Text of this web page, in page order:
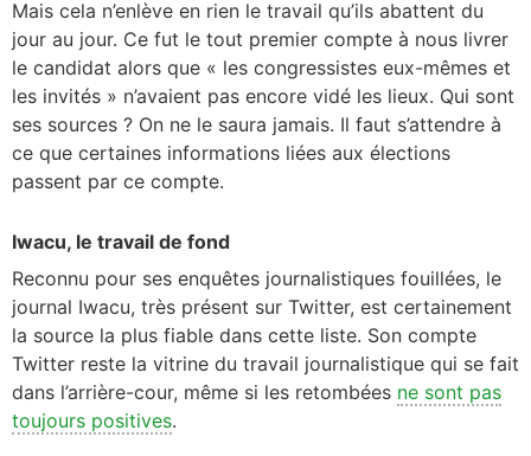
Mais cela n’enlève en rien le travail qu’ils abattent du
jour au jour. Ce fut le tout premier compte à nous livrer
le candidat alors que « les congressistes eux-mêmes et
les invités » n’avaient pas encore vidé les lieux. Qui sont
ses sources ? On ne le saura jamais. Il faut s’attendre à
ce que certaines informations liées aux élections
passent par ce compte.
Iwacu, le travail de fond
Reconnu pour ses enquêtes journalistiques fouillées, le
journal Iwacu, très présent sur Twitter, est certainement
la source la plus fiable dans cette liste. Son compte
Twitter reste la vitrine du travail journalistique qui se fait
dans l’arrière-cour, même si les retombées ne sont pas
toujours positives.